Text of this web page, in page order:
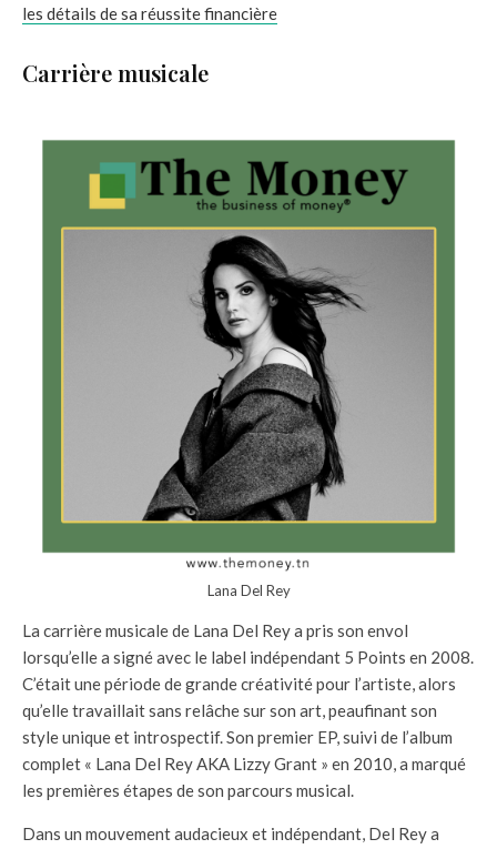
les détails de sa réussite financière
Carrière musicale
Lana Del Rey
La carrière musicale de Lana Del Rey a pris son envol
lorsqu’elle a signé avec le label indépendant 5 Points en 2008.
C’était une période de grande créativité pour l’artiste, alors
qu’elle travaillait sans relâche sur son art, peaufinant son
style unique et introspectif. Son premier EP, suivi de l’album
complet « Lana Del Rey AKA Lizzy Grant » en 2010, a marqué
les premières étapes de son parcours musical.
Dans un mouvement audacieux et indépendant, Del Rey a